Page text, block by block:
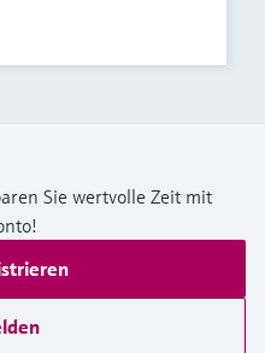
Sie wertvolle Zeit mit